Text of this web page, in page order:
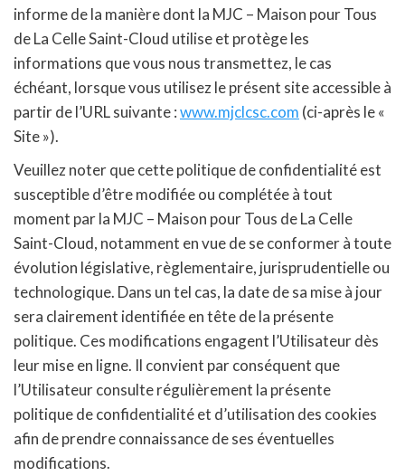
informe de la manière dont la MJC – Maison pour Tous
de La Celle Saint-Cloud utilise et protège les
informations que vous nous transmettez, le cas
échéant, lorsque vous utilisez le présent site accessible à
partir de l’URL suivante :www.mjclcsc.com (ci-après le «
Site »).
Veuillez noter que cette politique de confidentialité est
susceptible d’être modifiée ou complétée à tout
moment par la MJC – Maison pour Tous de La Celle
Saint-Cloud, notamment en vue de se conformer à toute
évolution législative, règlementaire, jurisprudentielle ou
technologique. Dans un tel cas, la date de sa mise à jour
sera clairement identifiée en tête de la présente
politique. Ces modifications engagent l’Utilisateur dès
leur mise en ligne. Il convient par conséquent que
l’Utilisateur consulte régulièrement la présente
politique de confidentialité et d’utilisation des cookies
afin de prendre connaissance de ses éventuelles
modifications.